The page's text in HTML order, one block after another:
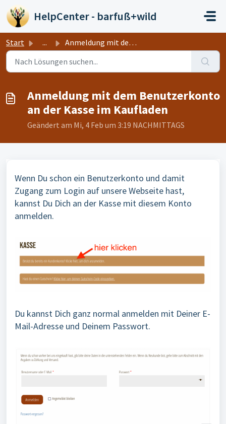
Zum hauptsächlichen Inhalt gehen
HelpCenter - barfuß+wild
Start ... Anmeldung mit dem Benutzerkonto an der Kasse im Kaufladen
Anmeldung mit dem Benutzerkonto
an der Kasse im Kaufladen
Geändert am Mi, 4 Feb um 3:19 NACHMITTAGS
Wenn Du schon ein Benutzerkonto und damit
Zugang zum Login auf unsere Webseite hast,
kannst Du Dich an der Kasse mit diesem Konto
anmelden.
Du kannst Dich ganz normal anmelden mit Deiner E-
Mail-Adresse und Deinem Passwort.